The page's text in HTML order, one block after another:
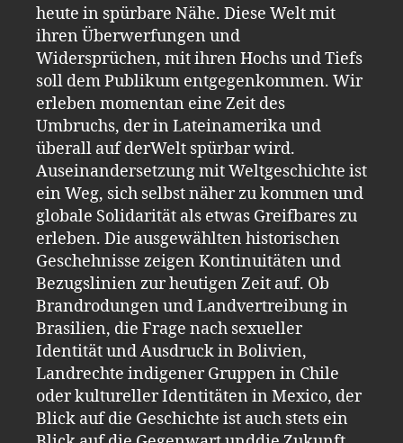
heute in spürbare Nähe. Diese Welt mit
ihren Überwerfungen und
Widersprüchen, mit ihren Hochs und Tiefs
soll dem Publikum entgegenkommen. Wir
erleben momentan eine Zeit des
Umbruchs, der in Lateinamerika und
überall auf derWelt spürbar wird.
Auseinandersetzung mit Weltgeschichte ist
ein Weg, sich selbst näher zu kommen und
globale Solidarität als etwas Greifbares zu
erleben. Die ausgewählten historischen
Geschehnisse zeigen Kontinuitäten und
Bezugslinien zur heutigen Zeit auf. Ob
Brandrodungen und Landvertreibung in
Brasilien, die Frage nach sexueller
Identität und Ausdruck in Bolivien,
Landrechte indigener Gruppen in Chile
oder kultureller Identitäten in Mexico, der
Blick auf die Geschichte ist auch stets ein